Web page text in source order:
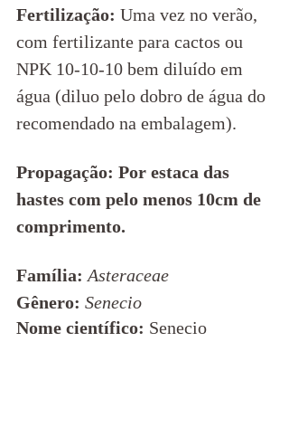
Fertilização: Uma vez no verão,
com fertilizante para cactos ou
NPK 10-10-10 bem diluído em
água (diluo pelo dobro de água do
recomendado na embalagem).
Propagação: Por estaca das
hastes com pelo menos 10cm de
comprimento.
Família: Asteraceae
Gênero: Senecio
Nome científico: Senecio